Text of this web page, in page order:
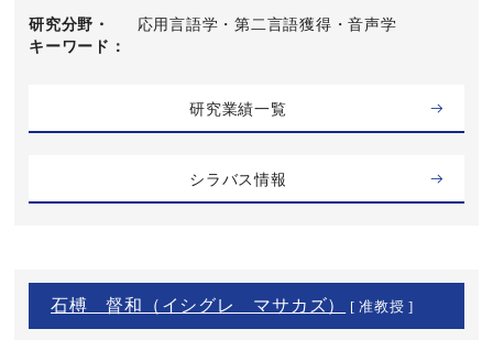
研究分野・
キーワード
応用言語学・第二言語獲得・音声学
研究業績一覧
シラバス情報
石榑 督和（イシグレ マサカズ） [ 准教授 ]